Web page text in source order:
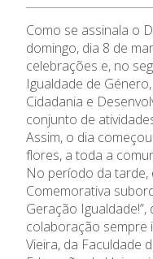
Ofertas de emprego
Regulamentos
Jornal “O Coreto”
Privacidade
Letiva
Academia de Línguas
Curso de Técnico/a de
à Família e à Comunidade
Ofertas de Emprego
SIGE
Secretariado de Exames
Como se assinala o
domingo, dia 8 de
celebrações e, no
Igualdade de
Cidadania e
conjunto de
Assim, o dia
flores, a toda a
No período da tarde,
Comemorativa
Geração
colaboração sempre
Vieira, da Faculdade